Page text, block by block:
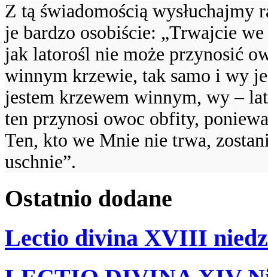
Z tą świadomością wysłuchajmy
je bardzo osobiście: „Trwajcie
jak latorośl nie może przynosić
winnym krzewie, tak samo i wy
jestem krzewem winnym, wy –
ten przynosi owoc obfity,
Ten, kto we Mnie nie trwa,
uschnie”.
Ostatnio dodane
Lectio divina XVIII